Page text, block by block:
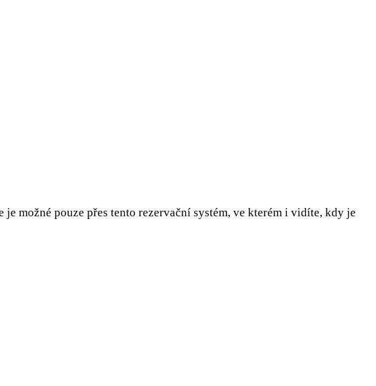
možné pouze přes tento rezervační systém, ve kterém i vidíte, kdy je